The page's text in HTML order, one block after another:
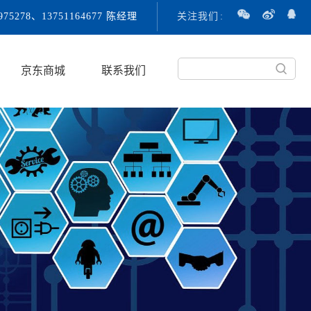
、13751164677 陈经理 关注我们 :
京东商城 联系我们